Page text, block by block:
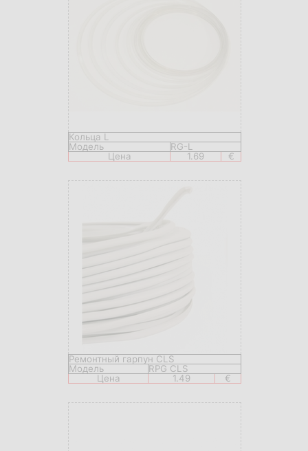
Кольца L
Модель
RG-L
Цена
1.69 €
Ремонтный гарпун CLS
Модель
RPG CLS
Цена
1.49 €